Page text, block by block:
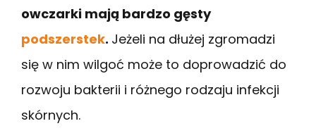
owczarki mają bardzo gęsty
podszerstek. Jeżeli na dłużej zgromadzi
się w nim wilgoć może to doprowadzić do
rozwoju bakterii i różnego rodzaju infekcji
skórnych.